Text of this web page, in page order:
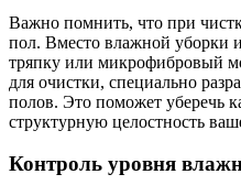
Важно помнить, что при
пол. Вместо влажной уборки
тряпку или микрофибровый
для очистки, специально
полов. Это поможет уберечь
структурную целостность
Контроль уровня